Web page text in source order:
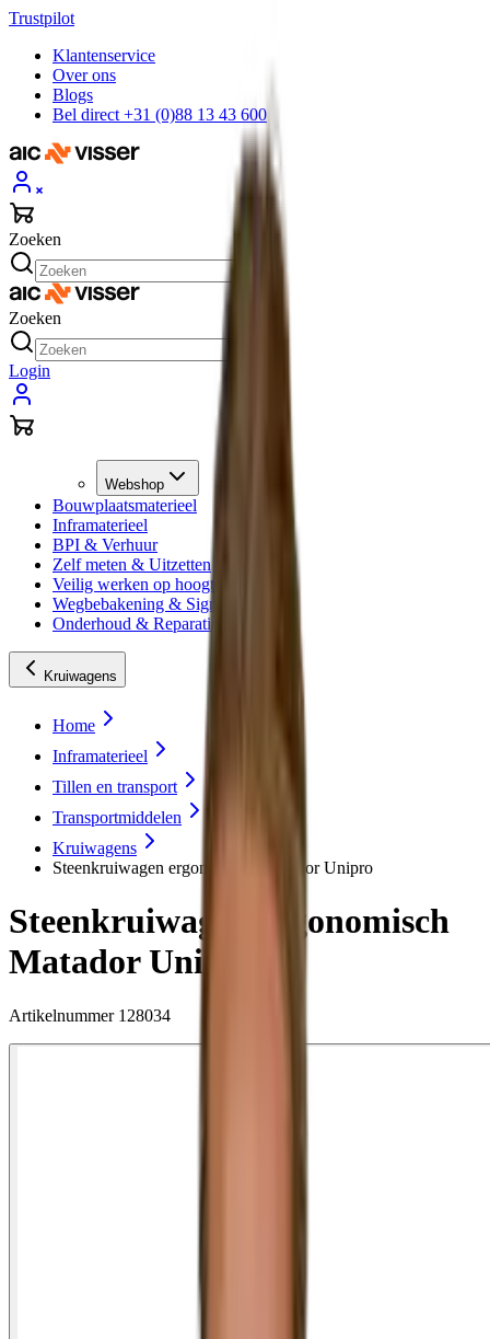
Trustpilot
Klantenservice
Over ons
Blogs
Bel direct +31 (0)88 13 43 600
Zoeken
Zoeken
Login
Webshop
Bouwplaatsmaterieel
Inframaterieel
BPI & Verhuur
Zelf meten & Uitzetten
Veilig werken op hoogte
Wegbebakening & Signing
Onderhoud & Reparatie
Kruiwagens
Home
Inframaterieel
Tillen en transport
Transportmiddelen
Kruiwagens
Steenkruiwagen ergonomisch Matador Unipro
Steenkruiwagen ergonomisch
Matador Unipro
Artikelnummer 128034